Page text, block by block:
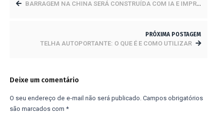
BARRAGEM NA CHINA SERÁ CONSTRUÍDA COM IA E IMPRESSORA 3D
PRÓXIMA POSTAGEM
TELHA AUTOPORTANTE: O QUE É E COMO UTILIZAR
Deixe um comentário
O seu endereço de e-mail não será publicado. Campos obrigatórios
são marcados com *